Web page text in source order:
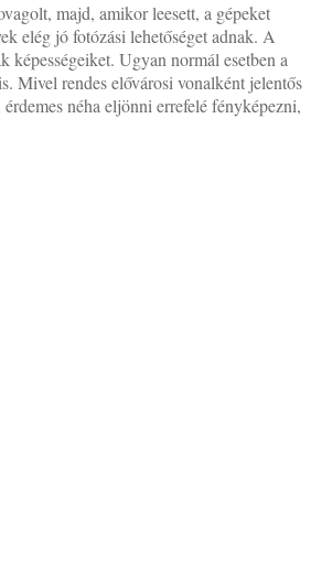
majd, amikor leesett, a gépeket
elég jó fotózási lehetőséget adnak. A
Ugyan normál esetben a
Mivel rendes elővárosi vonalként jelentős
néha eljönni errefelé fényképezni,